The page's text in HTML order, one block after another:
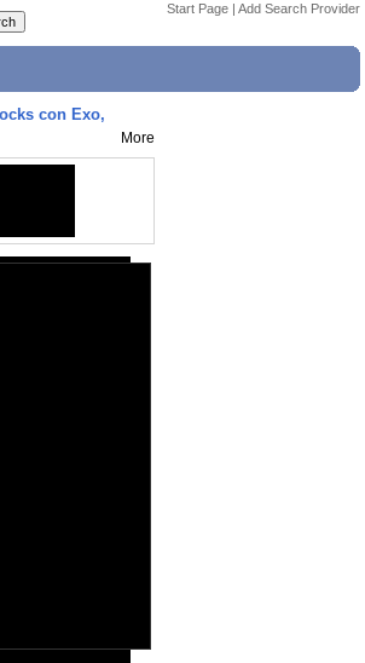
Start Page | Add Search Provider
con Exo,
More